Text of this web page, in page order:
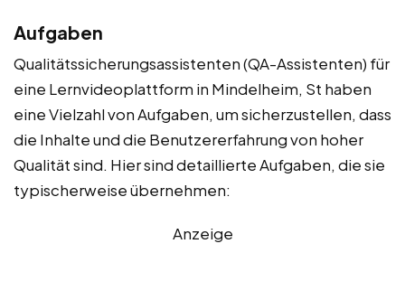
Aufgaben
Qualitätssicherungsassistenten (QA-Assistenten) für
eine Lernvideoplattform in Mindelheim, St haben
eine Vielzahl von Aufgaben, um sicherzustellen, dass
die Inhalte und die Benutzererfahrung von hoher
Qualität sind. Hier sind detaillierte Aufgaben, die sie
typischerweise übernehmen:
Anzeige